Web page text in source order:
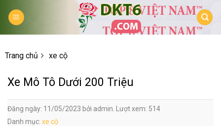
Trang chủ xe cộ
Xe Mô Tô Dưới 200 Triệu
Đăng ngày: 11/05/2023 bởi admin. Lượt xem: 514
Danh mục: xe cộ